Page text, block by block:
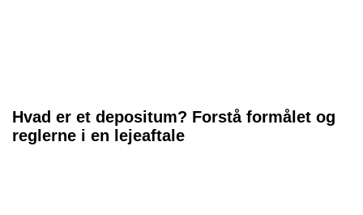
Hvad er et depositum? Forstå formålet og
reglerne i en lejeaftale